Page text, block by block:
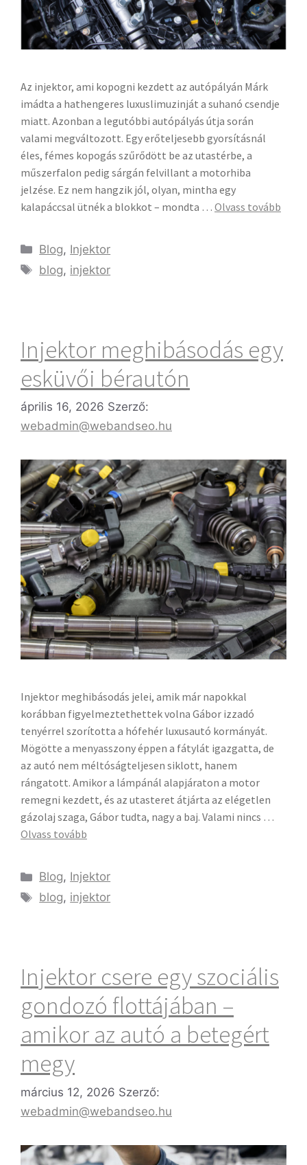
Az injektor, ami kopogni kezdett az autópályán Márk
imádta a hathengeres luxuslimuzinját a suhanó csendje
miatt. Azonban a legutóbbi autópályás útja során
valami megváltozott. Egy erőteljesebb gyorsításnál
éles, fémes kopogás szűrődött be az utastérbe, a
műszerfalon pedig sárgán felvillant a motorhiba
jelzése. Ez nem hangzik jól, olyan, mintha egy
kalapáccsal ütnék a blokkot – mondta … Olvass tovább
Blog, Injektor
blog, injektor
Injektor meghibásodás egy
esküvői bérautón
április 16, 2026 Szerző:
webadmin@webandseo.hu
Injektor meghibásodás jelei, amik már napokkal
korábban figyelmeztethettek volna Gábor izzadó
tenyérrel szorította a hófehér luxusautó kormányát.
Mögötte a menyasszony éppen a fátylát igazgatta, de
az autó nem méltóságteljesen siklott, hanem
rángatott. Amikor a lámpánál alapjáraton a motor
remegni kezdett, és az utasteret átjárta az elégetlen
gázolaj szaga, Gábor tudta, nagy a baj. Valami nincs …
Olvass tovább
Blog, Injektor
blog, injektor
Injektor csere egy szociális
gondozó flottájában –
amikor az autó a betegért
megy
március 12, 2026 Szerző:
webadmin@webandseo.hu